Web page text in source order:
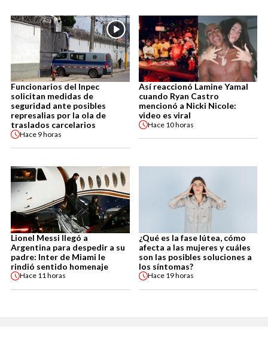
Funcionarios del Inpec
solicitan medidas de
seguridad ante posibles
represalias por la ola de
traslados carcelarios
Hace 9 horas
Así reaccionó Lamine Yamal
cuando Ryan Castro
mencionó a Nicki Nicole:
video es viral
Hace 10 horas
Lionel Messi llegó a
Argentina para despedir a su
padre: Inter de Miami le
rindió sentido homenaje
Hace 11 horas
¿Qué es la fase lútea, cómo
afecta a las mujeres y cuáles
son las posibles soluciones a
los síntomas?
Hace 19 horas